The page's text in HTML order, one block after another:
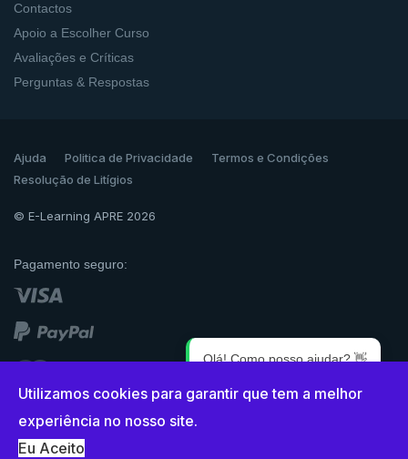
Contactos
Apoio a Escolher Curso
Avaliações e Críticas
Perguntas & Respostas
Ajuda Politica de Privacidade
Termos e Condições
Resolução de Litígios
© E-Learning APRE 2026
Pagamento seguro:
Olá! Como posso ajudar? 👋
Utilizamos cookies para garantir que tem a melhor
experiência no nosso site.
Eu Aceito